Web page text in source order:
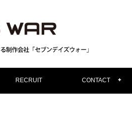
RECRUIT CONTACT